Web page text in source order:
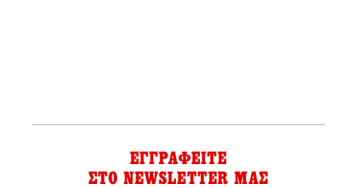
ΕΓΓΡΑΦΕΙΤΕ
ΣΤΟ NEWSLETTER ΜΑΣ